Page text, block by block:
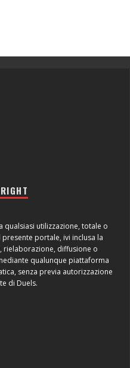
qualsiasi utilizzazione, totale o
portale, ivi inclusa la
rielaborazione, diffusione o
qualunque piattaforma
senza previa autorizzazione
di Duels.